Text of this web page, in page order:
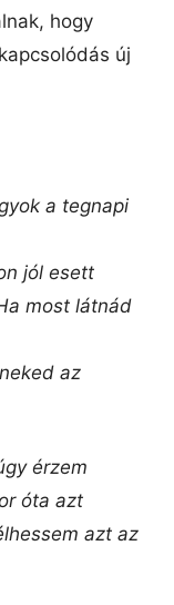
hogy
új
a tegnapi
jól esett
most látnád
az
érzem
óta azt
azt az